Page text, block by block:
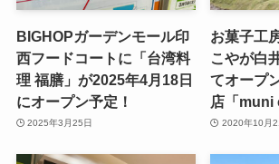
BIGHOPガーデンモール印
西フードコートに「台湾料
理 福膳」が2025年4月18日
にオープン予定！
2025年3月25日
お菓子工
こやが白
てオープ
店「muni
2020年10月